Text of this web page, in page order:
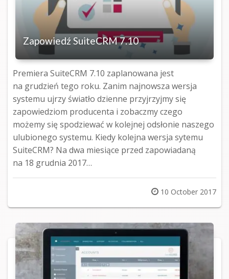
Zapowiedź SuiteCRM 7.10
Premiera SuiteCRM 7.10 zaplanowana jest
na grudzień tego roku. Zanim najnowsza wersja
systemu ujrzy światło dzienne przyjrzyjmy się
zapowiedziom producenta i zobaczmy czego
możemy się spodziewać w kolejnej odsłonie naszego
ulubionego systemu. Kiedy kolejna wersja sytemu
SuiteCRM? Na dwa miesiące przed zapowiadaną
na 18 grudnia 2017…
Posted
on
10 October 2017